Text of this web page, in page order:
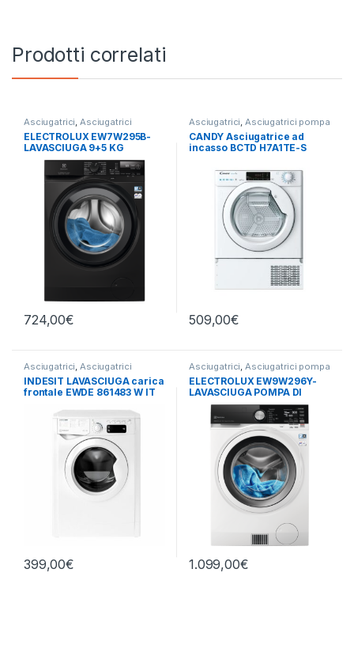
Prodotti correlati
Asciugatrici,Asciugatrici
Standard ,Carico Frontale,
Electrolux,Lavasciuga,Lavatrici
Libera Installazione
ELECTROLUX EW7W295B-
LAVASCIUGA 9+5 KG
724,00€
Asciugatrici,Asciugatrici pompa
di calore
CANDY Asciugatrice ad
incasso BCTD H7A1TE-S
509,00€
Asciugatrici,Asciugatrici
Standard,Carico Frontale
Indesit, Lavasciuga,Lavatrici,
Libera Installazione,Libera
INDESIT LAVASCIUGA carica
frontale EWDE 861483 W IT
399,00€
Asciugatrici,Asciugatrici pompa
di calore ,Carico Frontale,
Electrolux,Lavasciuga,Lavatrici
Libera Installazione
ELECTROLUX EW9W296Y-
LAVASCIUGA POMPA DI
CALORE 9+6 KG
1.099,00€